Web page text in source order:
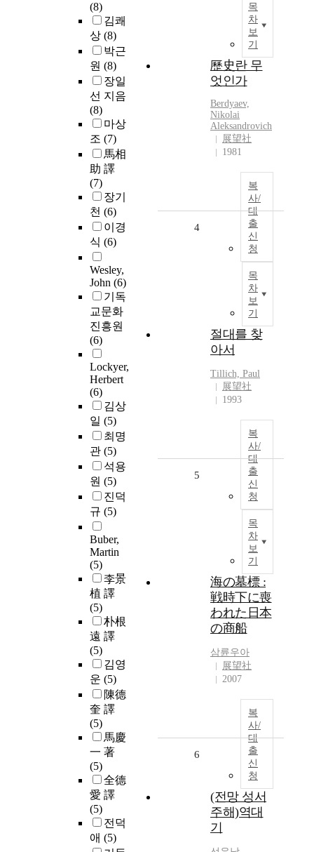
(8)
김쾌
상 (8)
박근
원 (8)
장일
선 지음
(8)
마상
조 (7)
馬相
助 譯
(7)
장기
천 (6)
이경
식 (6)
Wesley,
John (6)
기독
교문화
진흥원
(6)
Lockyer,
Herbert
(6)
김상
일 (5)
최명
관 (5)
석용
원 (5)
진덕
규 (5)
Buber,
Martin
(5)
李景
植 譯
(5)
朴根
遠 譯
(5)
김영
운 (5)
陳德
奎 譯
(5)
馬慶
一 著
(5)
全德
愛 譯
(5)
전덕
애 (5)
목
차
보
기
歷史란 무
엇인가
Berdyaev,
Nikolai
Aleksandrovich
展望社
1981
복
사/
대
출
신
청
목
차
보
기
4
절대를 찾
아서
Tillich, Paul
展望社
1993
복
사/
대
출
신
청
목
차
보
기
5
海の墓標 :
戦時下に喪
われた日本
の商船
삼륜우아
展望社
2007
복
사/
대
출
신
청
6
(전망 성서
주해)역대
기